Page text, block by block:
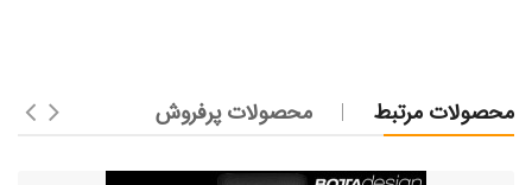
محصولات مرتبط محصولات پرفروش